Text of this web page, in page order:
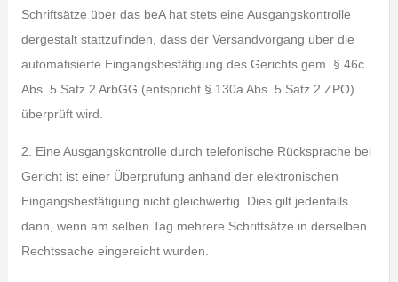
Schriftsätze über das beA hat stets eine Ausgangskontrolle
dergestalt stattzufinden, dass der Versandvorgang über die
automatisierte Eingangsbestätigung des Gerichts gem. § 46c
Abs. 5 Satz 2 ArbGG (entspricht § 130a Abs. 5 Satz 2 ZPO)
überprüft wird.
2. Eine Ausgangskontrolle durch telefonische Rücksprache bei
Gericht ist einer Überprüfung anhand der elektronischen
Eingangsbestätigung nicht gleichwertig. Dies gilt jedenfalls
dann, wenn am selben Tag mehrere Schriftsätze in derselben
Rechtssache eingereicht wurden.